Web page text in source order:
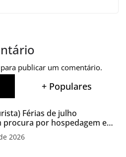
para publicar um comentário.
+ Populares
Férias de julho
procura por hospedagem em
cuidados na hora de
2026